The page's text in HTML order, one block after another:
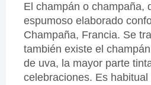
El champán o champaña,
espumoso elaborado
Champaña, Francia. Se
también existe el
de uva, la mayor parte
celebraciones. Es